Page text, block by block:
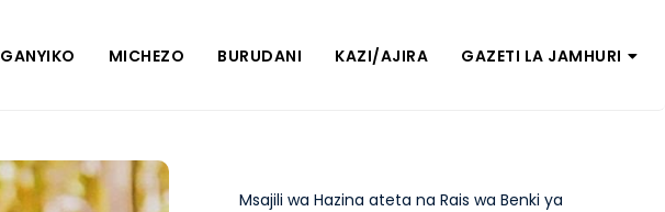
MICHEZO BURUDANI KAZI/AJIRA GAZETI LA JAMHURI
Msajili wa Hazina ateta na Rais wa Benki ya